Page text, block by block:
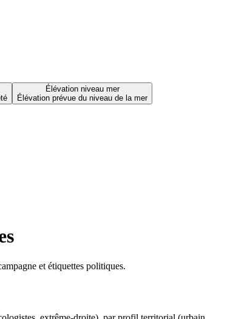
Élévation niveau mer
Élévation prévue du niveau de la mer
et étiquettes politiques.